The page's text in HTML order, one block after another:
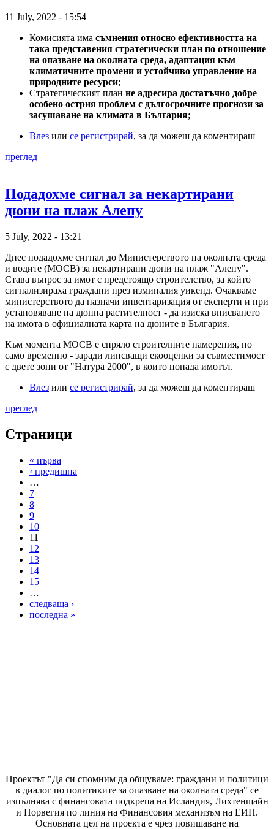
11 July, 2022 - 15:54
Комисията има съмнения относно ефективността на
така представения стратегически план по отношение
на опазване на околната среда, адаптация към
климатичните промени и устойчиво управление на
природните ресурси;
Стратегическият план не адресира достатъчно добре
особено острия проблем с дългосрочните прогнози за
засушаване на климата в България;
Влез или се регистрирай, за да можеш да коментираш
преглед
Подадохме сигнал за некартирани
дюни на плаж Алепу
5 July, 2022 - 13:21
Днес подадохме сигнал до Министерството на околната среда
и водите (МОСВ) за некартирани дюни на плаж "Алепу".
Става въпрос за имот с предстоящо строителство, за който
сигнализираха граждани през изминалия уикенд. Очакваме
министерството да назначи инвентаризация от експерти и при
установяване на дюнна растителност - да изиска вписването
на имота в официалната карта на дюните в България.
Към момента МОСВ е спряло строителните намерения, но
само временно - заради липсващи екооценки за съвместимост
с двете зони от "Натура 2000", в които попада имотът.
Влез или се регистрирай, за да можеш да коментираш
преглед
Страници
« първа
‹ предишна
…
7
8
9
10
11
12
13
14
15
…
следваща ›
последна »
Проектът "Да си спомним да общуваме: граждани и политици
в диалог по политиките за опазване на околната среда" се
изпълнява с финансовата подкрепа на Исландия, Лихтенщайн
и Норвегия по линия на Финансовия механизъм на ЕИП.
Основната цел на проекта е чрез повишаване на